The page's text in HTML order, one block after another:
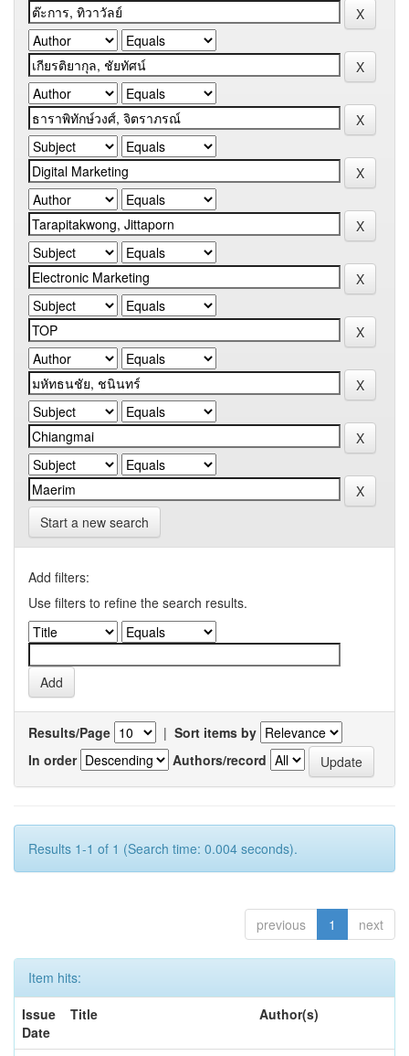
Start a new search
Add filters:
Use filters to refine the search results.
Results/Page | Sort items by
In order
Authors/record
Results 1-1 of 1 (Search time: 0.004 seconds).
previous 1 next
Item hits:
Issue
Date
Title Author(s)